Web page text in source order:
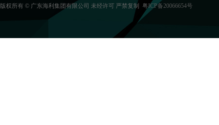
版权所有 © 广东海利集团有限公司 未经许可 严禁复制 粤ICP备20066654号